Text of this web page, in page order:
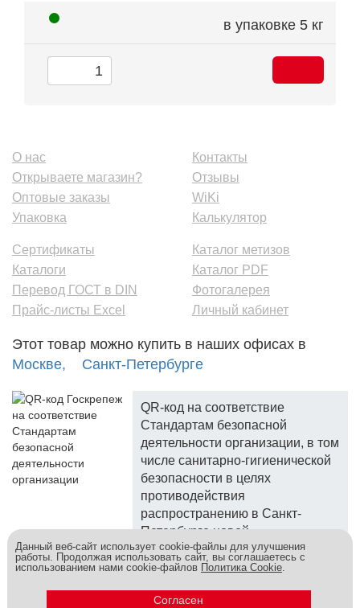
в упаковке 5 кг
О нас
Открываете магазин?
Оптовые заказы
Упаковка
Контакты
Отзывы
WiKi
Калькулятор
Сертификаты
Каталоги
Перевод ГОСТ в DIN
Прайс-листы Excel
Каталог метизов
Каталог PDF
Фотогалерея
Личный кабинет
Этот товар можно купить в наших офисах в
Москве,
Санкт-Петербурге
QR-код на соответствие
Стандартам безопасной
деятельности организации, в том
числе санитарно-гигиенической
безопасности в целях
противодействия
распространению в Санкт-
Петербурге новой
коронавирусной инфекции.
Метизы и крепеж оптом - это к нам! © 2026
Данный веб-сайт использует cookie-файлы для улучшения
работы. Продолжая использовать сайт, вы соглашаетесь с
использованием нами cookie-файлов Политика Cookie.
Согласен